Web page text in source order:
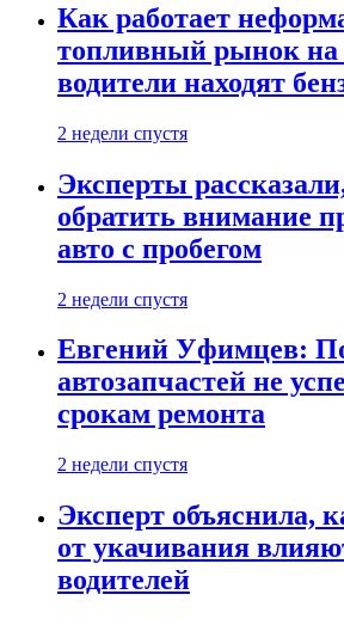
Как работает
топливный рынок на
водители находят
2 недели спустя
Эксперты
обратить внимание
авто с пробегом
2 недели спустя
Евгений Уфимцев:
автозапчастей не
срокам ремонта
2 недели спустя
Эксперт объяснила,
от укачивания
водителей